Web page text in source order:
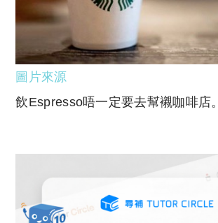
圖片來源
飲Espresso唔一定要去幫襯咖啡店。